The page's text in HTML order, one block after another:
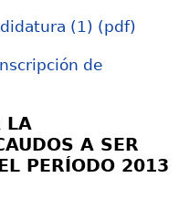
(1) (pdf)
de
LA
A SER
PERÍODO 2013